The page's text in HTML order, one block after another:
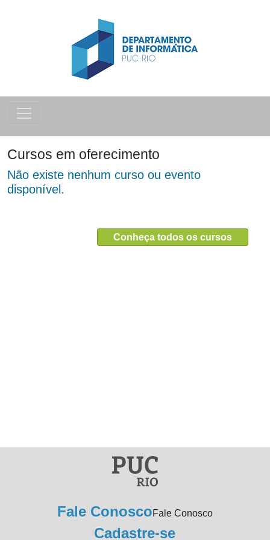
Cursos em oferecimento
Não existe nenhum curso ou evento
disponível.
Conheça todos os cursos
Fale ConoscoFale Conosco
Cadastre-se